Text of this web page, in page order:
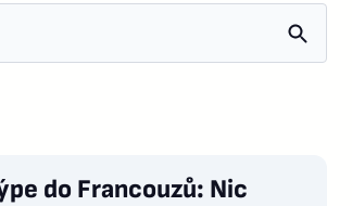
do Francouzů: Nic